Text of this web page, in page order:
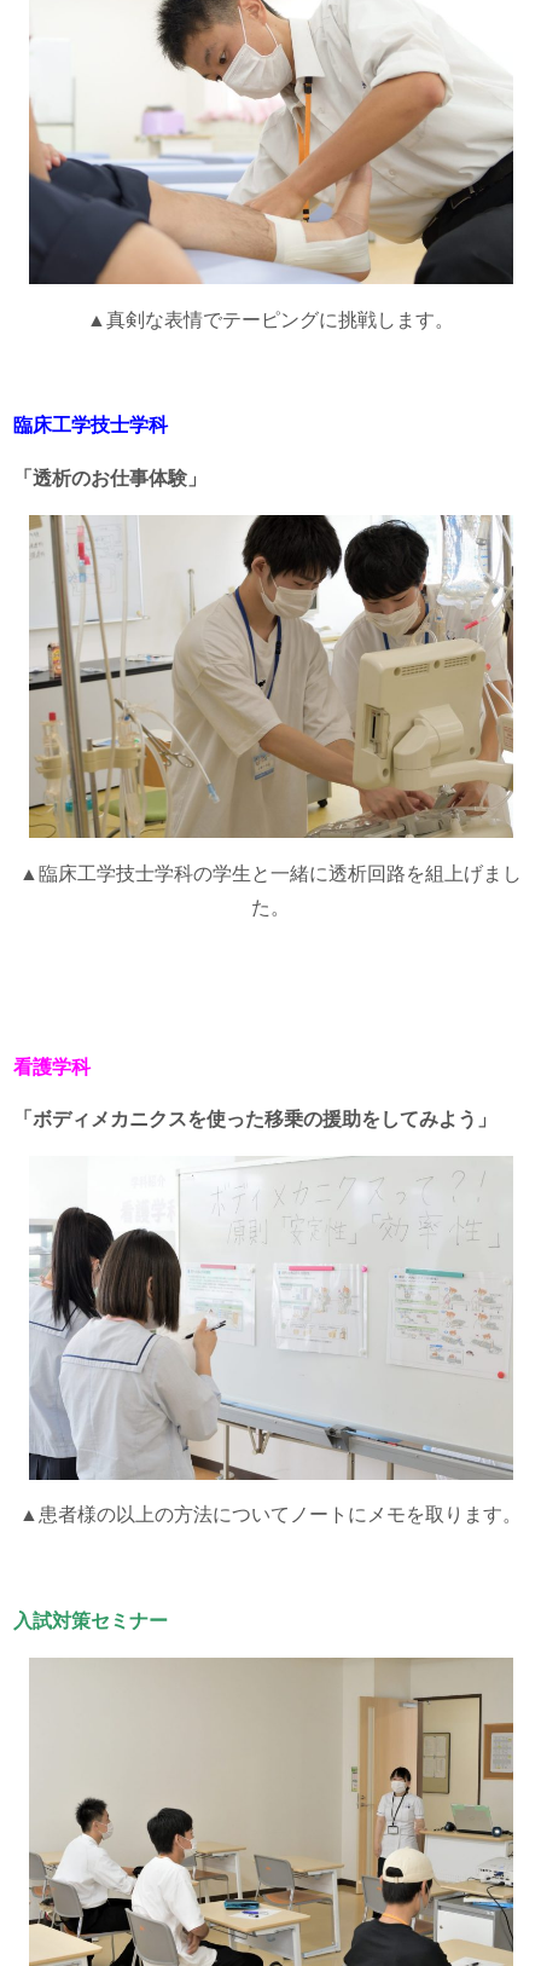
▲真剣な表情でテーピングに挑戦します。
臨床工学技士学科
「透析のお仕事体験」
▲臨床工学技士学科の学生と一緒に透析回路を組上げまし
た。
看護学科
「ボディメカニクスを使った移乗の援助をしてみよう」
▲患者様の以上の方法についてノートにメモを取ります。
入試対策セミナー